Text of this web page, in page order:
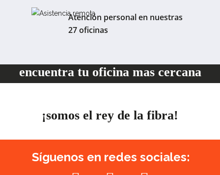
Atención personal en nuestras
27 oficinas
encuentra tu oficina mas cercana
¡somos el rey de la fibra!
Síguenos en redes sociales: